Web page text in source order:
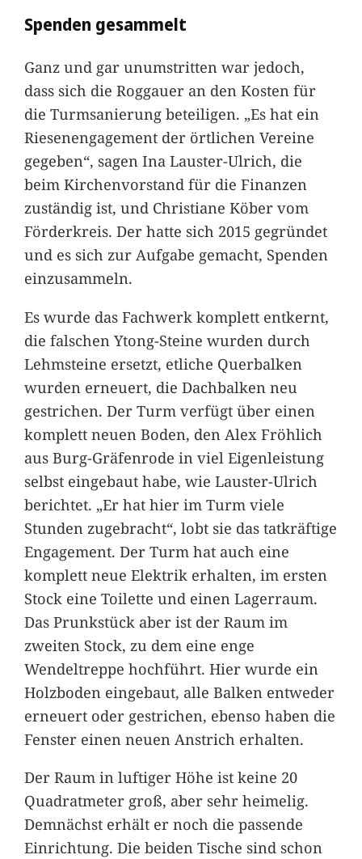
Spenden gesammelt
Ganz und gar unumstritten war jedoch,
dass sich die Roggauer an den Kosten für
die Turmsanierung beteiligen. „Es hat ein
Riesenengagement der örtlichen Vereine
gegeben“, sagen Ina Lauster-Ulrich, die
beim Kirchenvorstand für die Finanzen
zuständig ist, und Christiane Köber vom
Förderkreis. Der hatte sich 2015 gegründet
und es sich zur Aufgabe gemacht, Spenden
einzusammeln.
Es wurde das Fachwerk komplett entkernt,
die falschen Ytong-Steine wurden durch
Lehmsteine ersetzt, etliche Querbalken
wurden erneuert, die Dachbalken neu
gestrichen. Der Turm verfügt über einen
komplett neuen Boden, den Alex Fröhlich
aus Burg-Gräfenrode in viel Eigenleistung
selbst eingebaut habe, wie Lauster-Ulrich
berichtet. „Er hat hier im Turm viele
Stunden zugebracht“, lobt sie das tatkräftige
Engagement. Der Turm hat auch eine
komplett neue Elektrik erhalten, im ersten
Stock eine Toilette und einen Lagerraum.
Das Prunkstück aber ist der Raum im
zweiten Stock, zu dem eine enge
Wendeltreppe hochführt. Hier wurde ein
Holzboden eingebaut, alle Balken entweder
erneuert oder gestrichen, ebenso haben die
Fenster einen neuen Anstrich erhalten.
Der Raum in luftiger Höhe ist keine 20
Quadratmeter groß, aber sehr heimelig.
Demnächst erhält er noch die passende
Einrichtung. Die beiden Tische sind schon